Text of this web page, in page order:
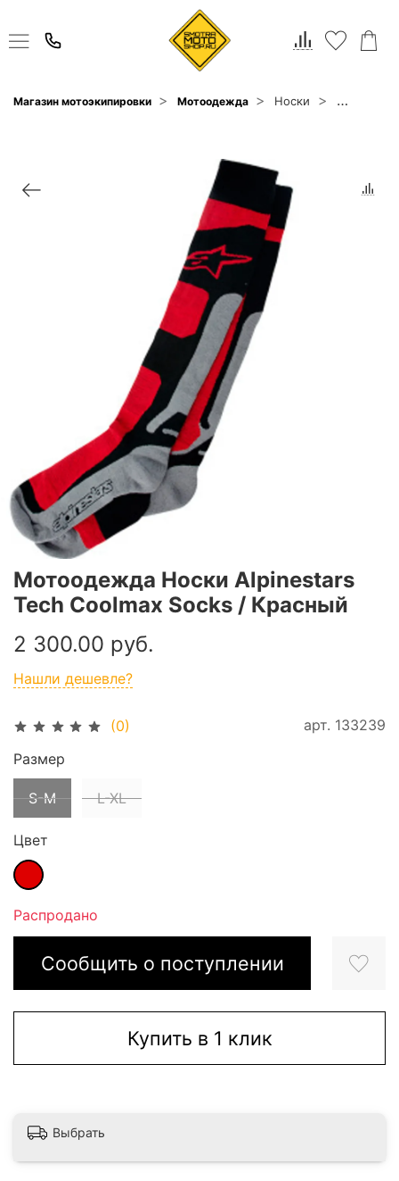
Магазин мотоэкипировки Мотоодежда Носки Alpinestars
(0) арт. 133239
Мотоодежда Носки Alpinestars
Tech Coolmax Socks / Красный
2 300.00 руб.
Нашли дешевле?
Сообщить о поступлении
Купить в 1 клик
Размер
S-M L-XL
Цвет
Распродано
Выбрать